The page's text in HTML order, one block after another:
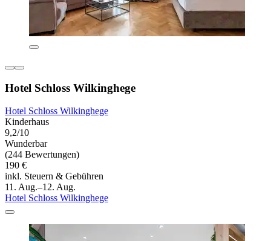
Hotel Schloss Wilkinghege
Hotel Schloss Wilkinghege
Kinderhaus
9,2/10
Wunderbar
(244 Bewertungen)
190 €
inkl. Steuern & Gebühren
11. Aug.–12. Aug.
Hotel Schloss Wilkinghege